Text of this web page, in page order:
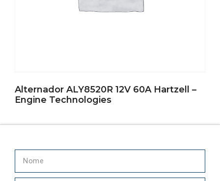
Alternador ALY8520R 12V 60A Hartzell –
Engine Technologies